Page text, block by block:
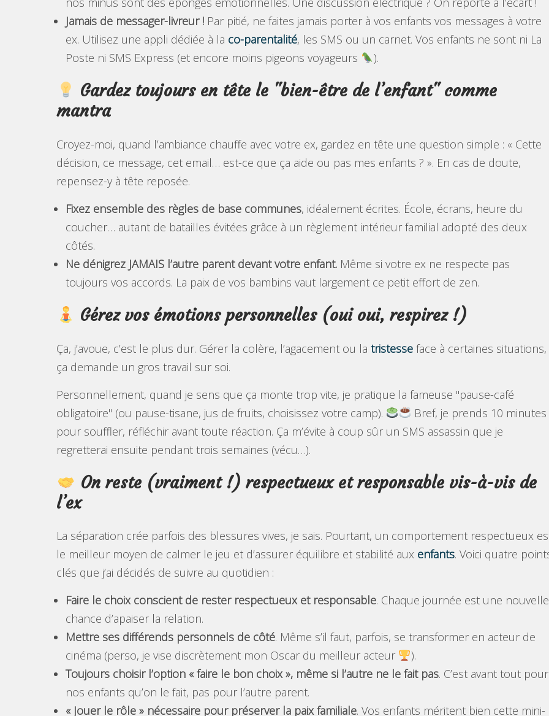
Jamais de messager-livreur ! Par pitié, ne faites jamais porter à vos enfants vos messages à votre
ex. Utilisez une appli dédiée à la co-parentalité, les SMS ou un carnet. Vos enfants ne sont ni La
Poste ni SMS Express (et encore moins pigeons voyageurs
).
Gardez toujours en tête le "bien-être de l’enfant" comme
mantra
Croyez-moi, quand l’ambiance chauffe avec votre ex, gardez en tête une question simple : « Cette
décision, ce message, cet email… est-ce que ça aide ou pas mes enfants ? ». En cas de doute,
repensez-y à tête reposée.
Fixez ensemble des règles de base communes, idéalement écrites. École, écrans, heure du
coucher… autant de batailles évitées grâce à un règlement intérieur familial adopté des deux
côtés.
Ne dénigrez JAMAIS l’autre parent devant votre enfant. Même si votre ex ne respecte pas
toujours vos accords. La paix de vos bambins vaut largement ce petit effort de zen.
Gérez vos émotions personnelles (oui oui, respirez !)
Ça, j’avoue, c’est le plus dur. Gérer la colère, l’agacement ou la tristesse face à certaines situations,
ça demande un gros travail sur soi.
Personnellement, quand je sens que ça monte trop vite, je pratique la fameuse "pause-café
obligatoire" (ou pause-tisane, jus de fruits, choisissez votre camp).
Bref, je prends 10 minutes
pour souffler, réfléchir avant toute réaction. Ça m’évite à coup sûr un SMS assassin que je
regretterai ensuite pendant trois semaines (vécu…).
On reste (vraiment !) respectueux et responsable vis-à-vis de
l’ex
La séparation crée parfois des blessures vives, je sais. Pourtant, un comportement respectueux
le meilleur moyen de calmer le jeu et d’assurer équilibre et stabilité aux enfants. Voici quatre
clés que j’ai décidés de suivre au quotidien :
Faire le choix conscient de rester respectueux et responsable. Chaque journée est une nouvelle
chance d’apaiser la relation.
Mettre ses différends personnels de côté. Même s’il faut, parfois, se transformer en acteur de
cinéma (perso, je vise discrètement mon Oscar du meilleur acteur
).
Toujours choisir l’option « faire le bon choix », même si l’autre ne le fait pas. C’est avant tout pour
nos enfants qu’on le fait, pas pour l’autre parent.
« Jouer le rôle » nécessaire pour préserver la paix familiale. Vos enfants méritent bien cette mini-